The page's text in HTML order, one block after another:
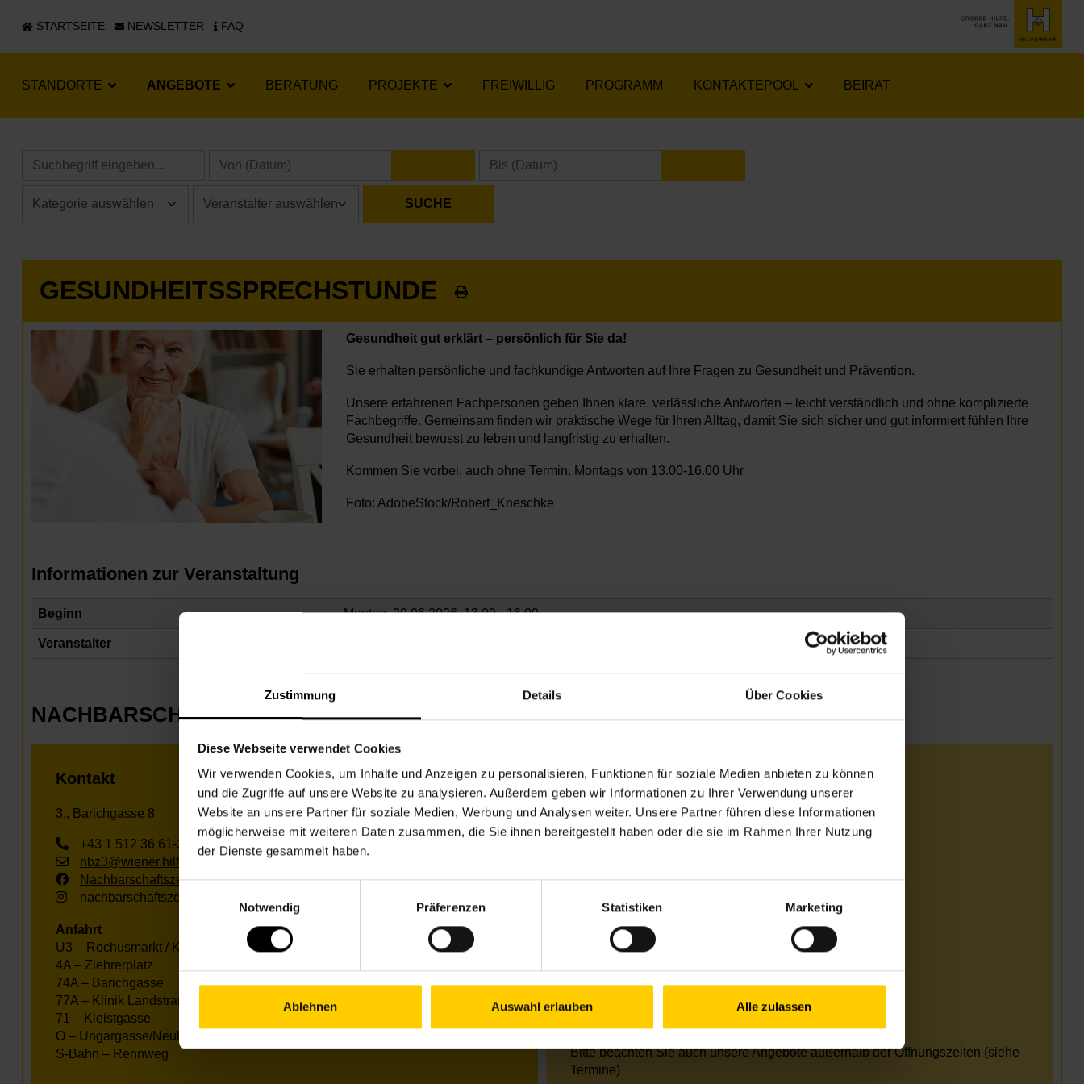
Zustimmung Details Über Cookies
Diese Webseite verwendet Cookies
Wir verwenden Cookies, um Inhalte und Anzeigen zu personalisieren, Funktionen für soziale Medien anbieten zu können
und die Zugriffe auf unsere Website zu analysieren. Außerdem geben wir Informationen zu Ihrer Verwendung unserer
Website an unsere Partner für soziale Medien, Werbung und Analysen weiter. Unsere Partner führen diese Informationen
möglicherweise mit weiteren Daten zusammen, die Sie ihnen bereitgestellt haben oder die sie im Rahmen Ihrer Nutzung
der Dienste gesammelt haben.
Einwilligungsauswahl
Notwendig
Präferenzen Statistiken Marketing
Ablehnen Auswahl erlauben Alle zulassen
STARTSEITE NEWSLETTER FAQ
STANDORTE ANGEBOTE BERATUNG PROJEKTE FREIWILLIG PROGRAMM KONTAKTEPOOL BEIRAT
KALENDER ÖFFNEN
GESUNDHEITSSPRECHSTUNDE
Gesundheit gut erklärt – persönlich für Sie da!
Sie erhalten persönliche und fachkundige Antworten auf Ihre Fragen zu Gesundheit und Prävention.
Unsere erfahrenen Fachpersonen geben Ihnen klare, verlässliche Antworten – leicht verständlich und ohne komplizierte
Fachbegriffe. Gemeinsam finden wir praktische Wege für Ihren Alltag, damit Sie sich sicher und gut informiert fühlen Ihre
Gesundheit bewusst zu leben und langfristig zu erhalten.
Kommen Sie vorbei, auch ohne Termin. Montags von 13.00-16.00 Uhr
Foto: AdobeStock/Robert_Kneschke
Informationen zur Veranstaltung
Beginn Montag, 29.06.2026,13.00 - 16.00
Veranstalter
NACHBARSCHAFTSZENTRUM 03
Kontakt
3., Barichgasse 8
+43 1 512 36 61-3250
nbz3@wiener.hilfswerk.at
Nachbarschaftszentren
nachbarschaftszentren.wien
Anfahrt
U3 – Rochusmarkt / Kardinal-Nagl-Platz
4A – Ziehrerplatz
74A – Barichgasse
77A – Klinik Landstraße
71 – Kleistgasse
O – Ungargasse/Neulinggasse
S-Bahn – Rennweg
Öffnungszeiten Juni
Mo.
09.00–12.00 Uhr & 13.00–17.00 Uhr
Di.
09.00–13.00 Uhr
Fr.
09.00–13.00 Uhr
Öffnungszeiten Juli und August
09.00–13.00 Uhr
Fr.
geschlossen / Tel. erreichbar 09.00–13.00
Bitte beachten Sie auch unsere Angebote außerhalb der Öffnungszeiten (siehe
Termine)